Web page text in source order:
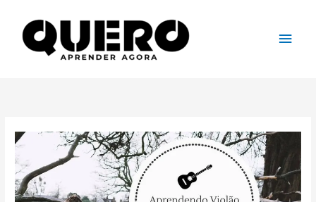
conteúdo